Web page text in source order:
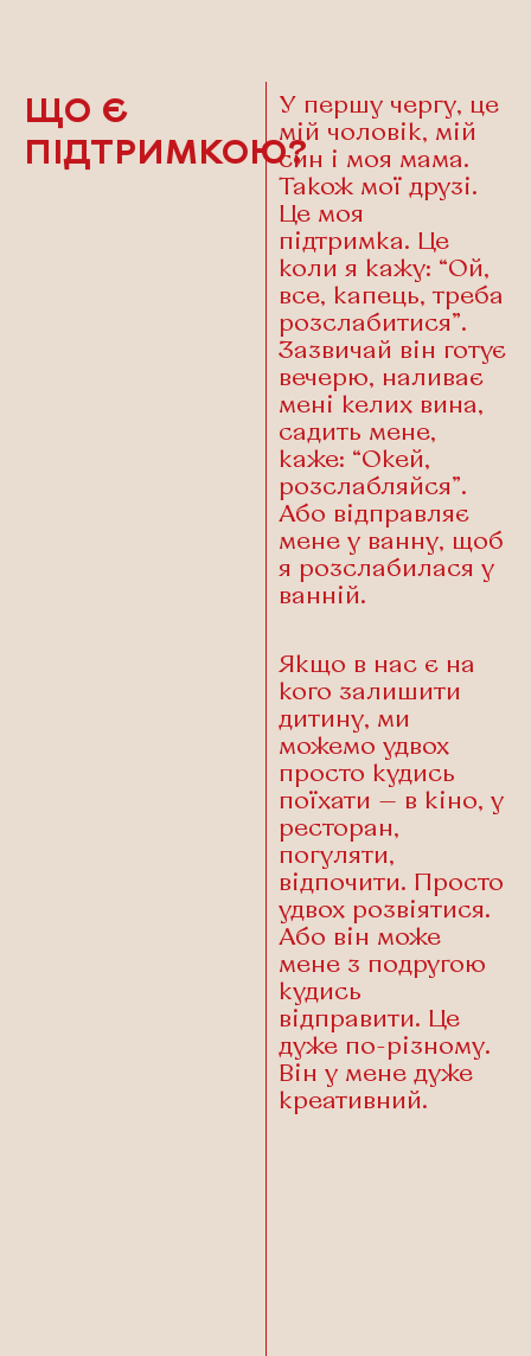
ЩО Є
ПІДТРИМКОЮ?
У першу чергу, це
мій чоловік, мій
син і моя мама.
Також мої друзі.
Це моя
підтримка. Це
коли я кажу: “Ой,
все, капець, треба
розслабитися”.
Зазвичай він готує
вечерю, наливає
мені келих вина,
садить мене,
каже: “Окей,
розслабляйся”.
Або відправляє
мене у ванну, щоб
я розслабилася у
ванній.
Якщо в нас є на
кого залишити
дитину, ми
можемо удвох
просто кудись
поїхати — в кіно, у
ресторан,
погуляти,
відпочити. Просто
удвох розвіятися.
Або він може
мене з подругою
кудись
відправити. Це
дуже по-різному.
Він у мене дуже
креативний.